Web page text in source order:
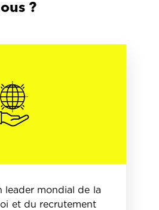
?
leader mondial de la
et du recrutement